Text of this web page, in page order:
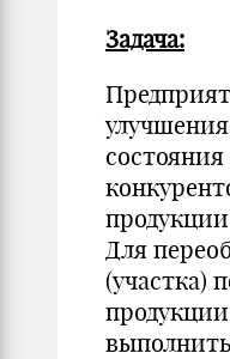
Задача:
Для
(участка)